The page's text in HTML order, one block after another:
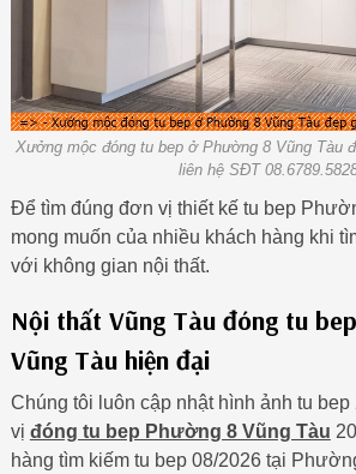
Xưởng mộc đóng tu bep ở Phường 8 Vũng Tàu
liên hệ SĐT
Để tìm đúng đơn vị thiết kế tu bep
mong muốn của nhiều khách hàng khi
với không gian nội thất.
Nội thất Vũng Tàu đóng tu
Vũng Tàu hiện đại
Chúng tôi luôn cập nhật hình ảnh tu
vị đóng tu bep Phường 8 Vũng Tàu
hàng tìm kiếm tu bep 08/2026 tại